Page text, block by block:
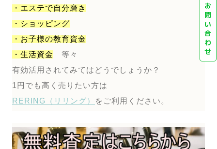
・エステで自分磨き
・ショッピング
・お子様の教育資金
・生活資金
等々
有効活用されてみてはどうでしょうか？
1円でも高く売りたい方は
RERING（リリング）
をご利用ください。
お
問
い
合
わ
せ